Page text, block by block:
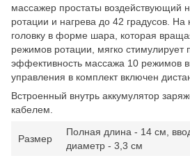
массажер простаты воздействующий
ротации и нагрева до 42 градусов.
головку в форме шара, которая
режимов ротации, мягко стимулирует
эффективность массажа 10 режимов
управления в комплект включен
Встроенный внутрь аккумулятор
кабелем.
Размер
Полная длина - 14 см,
диаметр - 3,3 см